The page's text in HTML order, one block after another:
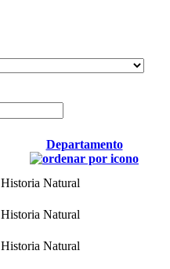
Departamento
Historia Natural
Historia Natural
Historia Natural